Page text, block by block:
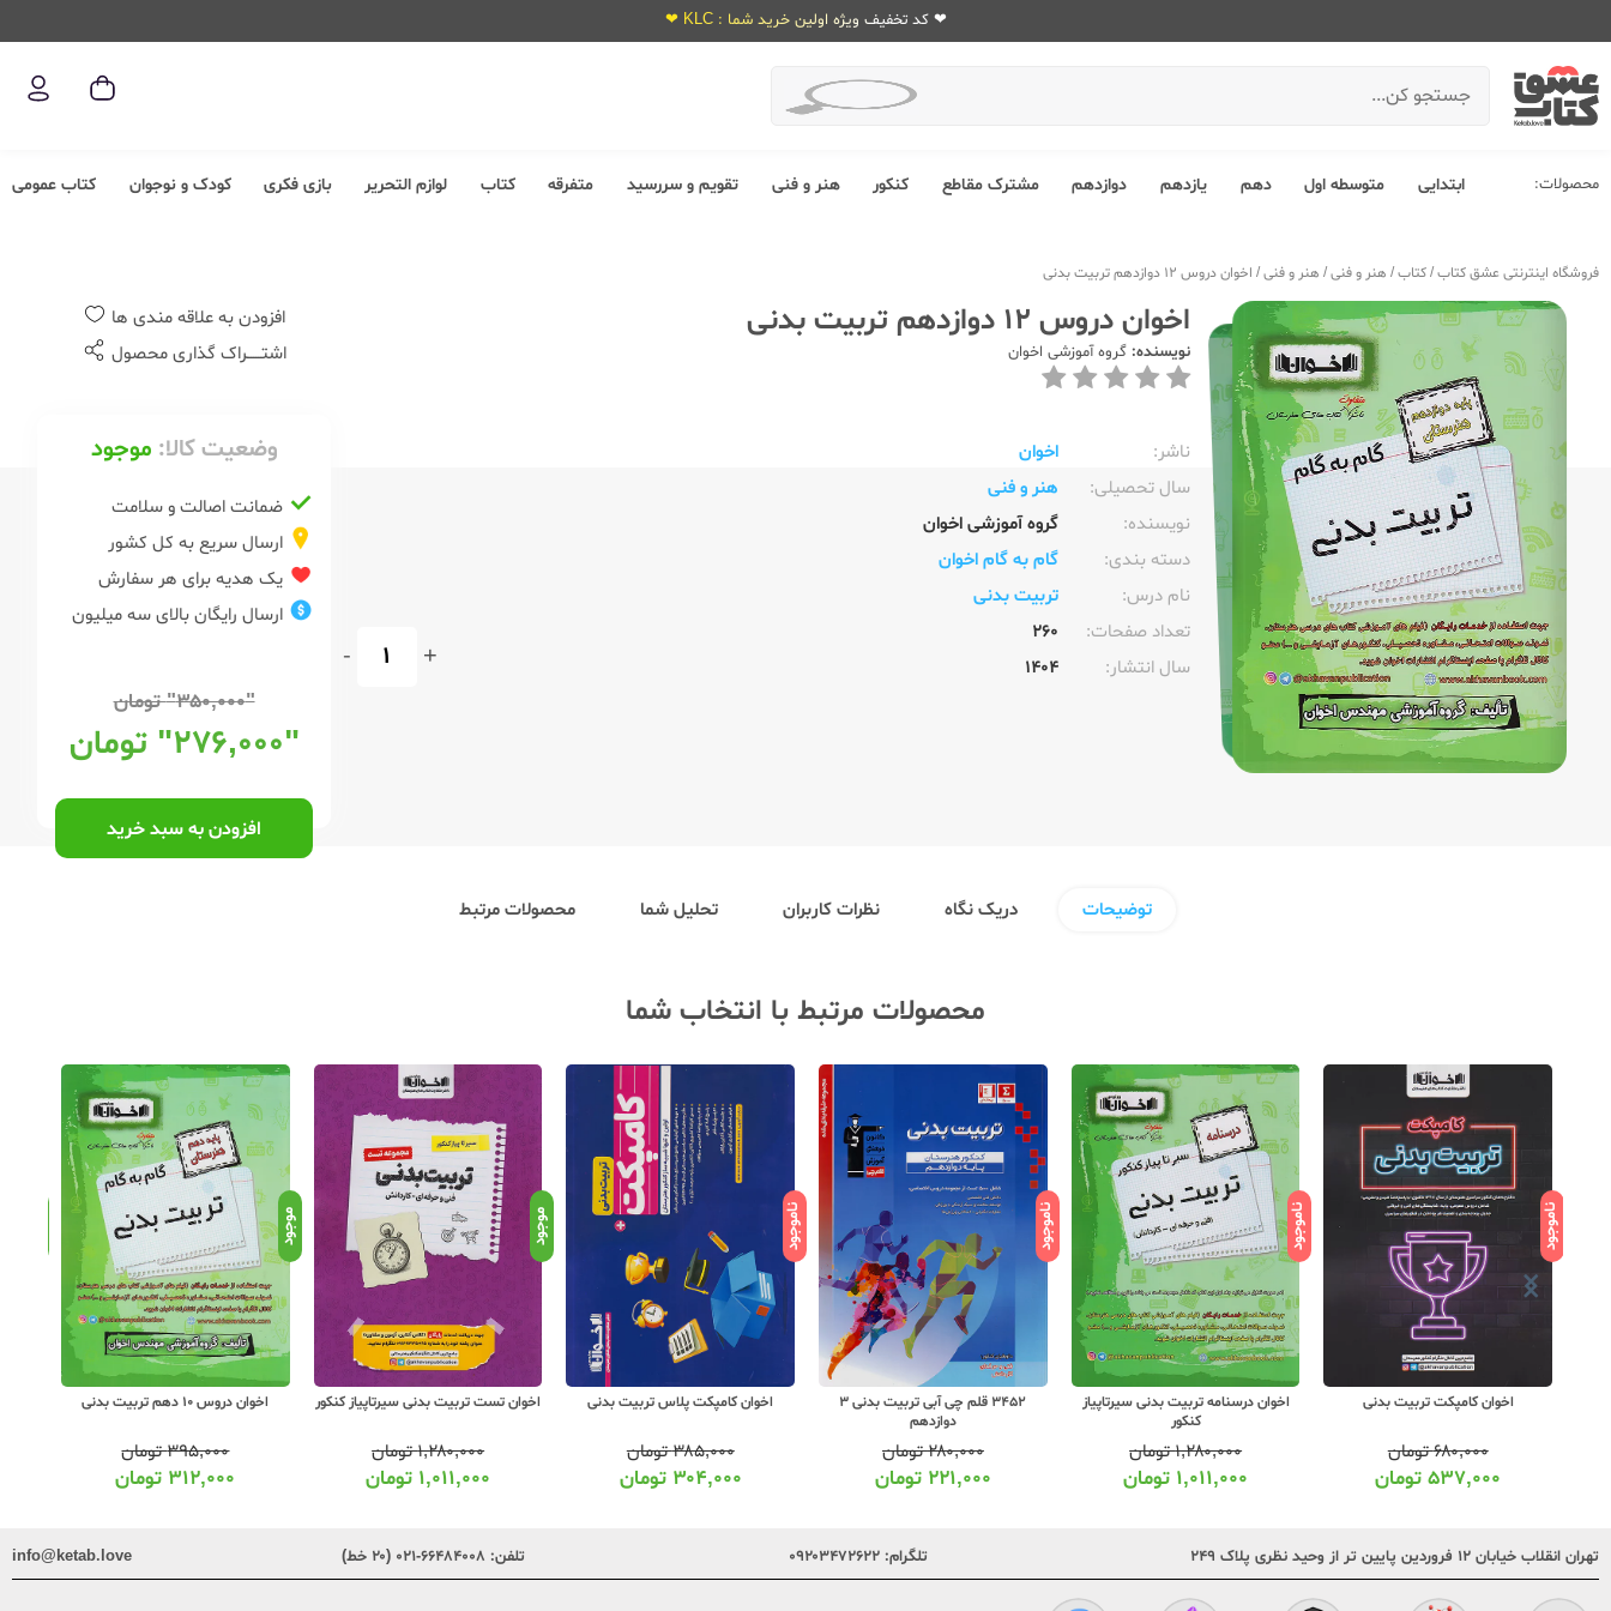
❤ کد تخفیف ویژه اولین خرید شما : KLC ❤
محصولات: ابتدایی متوسطه اول دهم یازدهم دوازدهم مشترک مقاطع کنکور هنر و فنی تقویم و سررسید متفرقه کتاب لوازم التحریر بازی فکری کودک و نوجوان کتاب عمومی
فروشگاه اینترنتی عشق کتاب/کتاب/ هنر و فنی/ هنر و فنی/ اخوان دروس 12 دوازدهم تربیت بدنی
اخوان دروس 12 دوازدهم تربیت بدنی
نویسنده: گروه آموزشی اخوان
ناشر:‌
اخوان
سال تحصیلی:‌
هنر و فنی
نویسنده:‌
گروه آموزشی اخوان
دسته بندی:
گام به گام اخوان
نام درس:
تربیت بدنی
تعداد صفحات:‌
260
سال انتشار:‌
1404
+
-
افزودن به علاقه مندی ها
اشتــــــراک گذاری محصول
وضعیت کالا: موجود
ضمانت اصالت و سلامت
ارسال سریع به کل کشور
یک هدیه برای هر سفارش
ارسال رایگان بالای سه میلیون
"۳۵۰,۰۰۰" تومان
"۲۷۶,۰۰۰" تومان
افزودن به سبد خرید
توضیحات دریک نگاه نظرات کاربران تحلیل شما محصولات مرتبط
محصولات مرتبط با انتخاب شما
ناموجود
اخوان کامپکت تربیت بدنی
۶۸۰,۰۰۰تومان
۵۳۷,۰۰۰تومان
ناموجود
اخوان درسنامه تربیت بدنی سیرتاپیاز
کنکور
۱,۲۸۰,۰۰۰تومان
۱,۰۱۱,۰۰۰ تومان
ناموجود
3452 قلم چی آبی تربیت بدنی 3
دوازدهم
۲۸۰,۰۰۰تومان
۲۲۱,۰۰۰ تومان
ناموجود
اخوان کامپکت پلاس تربیت بدنی
۳۸۵,۰۰۰تومان
۳۰۴,۰۰۰ تومان
موجود
اخوان تست تربیت بدنی سیرتاپیاز کنکور
۱,۲۸۰,۰۰۰تومان
۱,۰۱۱,۰۰۰ تومان
موجود
اخوان دروس 10 دهم تربیت بدنی
۳۹۵,۰۰۰تومان
۳۱۲,۰۰۰ تومان
تهران انقلاب خیابان ۱۲ فروردین پایین تر از وحید نظری پلاک ۲۴۹ تلگرام: ۰۹۲۰۳۴۷۲۶۲۲ تلفن: ۶۶۴۸۴۰۰۸-۰۲۱ (۲۰ خط) info@ketab.love